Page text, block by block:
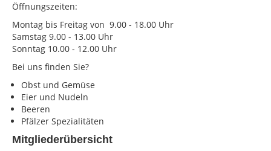
Datenschutz
Öffnungszeiten:
Montag bis Freitag von 9.00 - 18.00 Uhr
Samstag 9.00 - 13.00 Uhr
Sonntag 10.00 - 12.00 Uhr
Bei uns finden Sie?
Obst und Gemüse
Eier und Nudeln
Beeren
Pfälzer Spezialitäten
Mitgliederübersicht